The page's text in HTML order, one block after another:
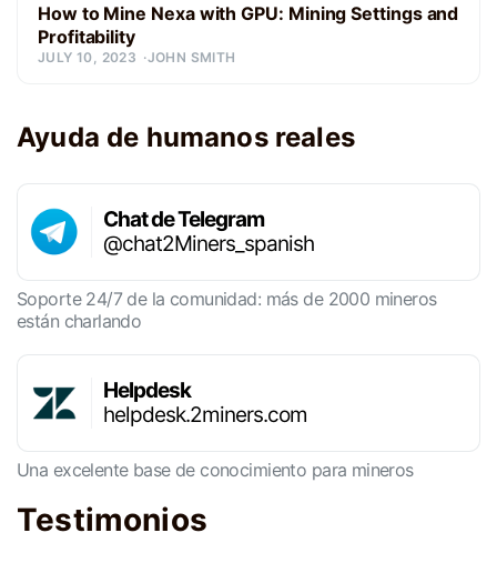
How to Mine Nexa with GPU: Mining Settings and
Profitability
JULY 10, 2023 JOHN SMITH
Ayuda de humanos reales
Chat de Telegram
@chat2Miners_spanish
Soporte 24/7 de la comunidad: más de 2000 mineros
están charlando
Helpdesk
helpdesk.2miners.com
Una excelente base de conocimiento para mineros
Testimonios